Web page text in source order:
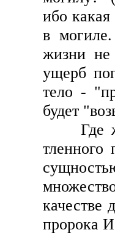
ибо
в
жизни не
ущерб
тело -
будет
Где же
тленного
качестве
пророка